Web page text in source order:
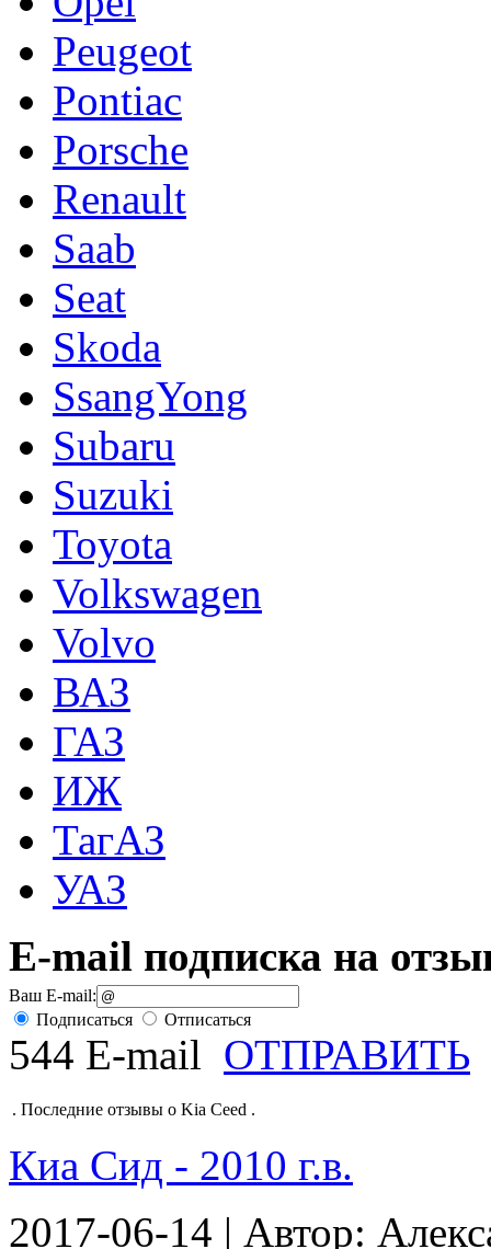
Peugeot
Pontiac
Porsche
Renault
Saab
Seat
Skoda
SsangYong
Subaru
Suzuki
Toyota
Volkswagen
Volvo
ВАЗ
ГАЗ
ИЖ
ТагАЗ
УАЗ
E-mail подписка на
Ваш E-mail:
Подписаться
Отписаться
544 E-mail ОТПРАВИТЬ
. Последние отзывы о Kia Ceed .
Киа Сид - 2010 г.в.
2017-06-14 | Автор: